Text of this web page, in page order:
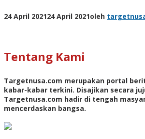
24 April 202124 April 2021oleh
Tentang Kami
Targetnusa.com merupakan portal
kabar-kabar terkini. Disajikan secara
Targetnusa.com hadir di tengah
mencerdaskan bangsa.